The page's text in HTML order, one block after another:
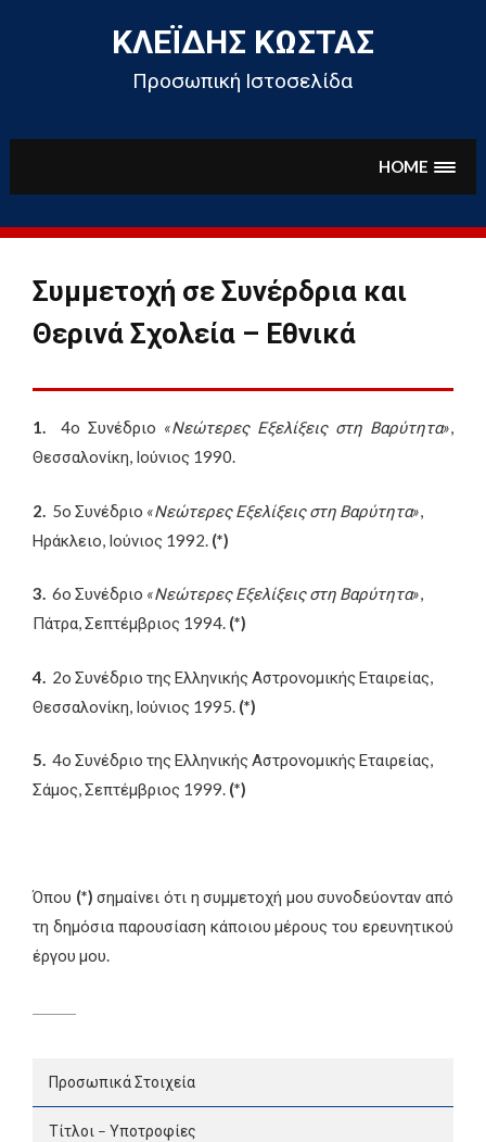
content
ΚΛΕΪ́ΔΗΣ ΚΏΣΤΑΣ
Προσωπική Ιστοσελίδα
HOME
Συμμετοχή σε Συνέρδρια και
Θερινά Σχολεία – Εθνικά
1. 4ο Συνέδριο «Νεώτερες Εξελίξεις στη Βαρύτητα»,
Θεσσαλονίκη, Ιούνιος 1990.
2. 5ο Συνέδριο «Νεώτερες Εξελίξεις στη Βαρύτητα»,
Ηράκλειο, Ιούνιος 1992. (*)
3. 6ο Συνέδριο «Νεώτερες Εξελίξεις στη Βαρύτητα»,
Πάτρα, Σεπτέμβριος 1994. (*)
4. 2ο Συνέδριο της Ελληνικής Αστρονομικής Εταιρείας,
Θεσσαλονίκη, Ιούνιος 1995. (*)
5. 4ο Συνέδριο της Ελληνικής Αστρονομικής Εταιρείας,
Σάμος, Σεπτέμβριος 1999. (*)
Όπου (*) σημαίνει ότι η συμμετοχή μου συνοδεύονταν από
τη δημόσια παρουσίαση κάποιου μέρους του ερευνητικού
έργου μου.
Προσωπικά Στοιχεία
Τίτλοι – Υποτροφίες